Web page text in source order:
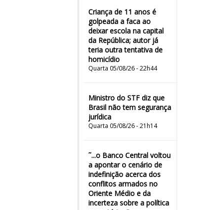
Criança de 11 anos é
golpeada a faca ao
deixar escola na capital
da República; autor já
teria outra tentativa de
homicídio
Quarta 05/08/26 - 22h44
Ministro do STF diz que
Brasil não tem segurança
jurídica
Quarta 05/08/26 - 21h14
˜...o Banco Central voltou
a apontar o cenário de
indefinição acerca dos
conflitos armados no
Oriente Médio e da
incerteza sobre a política